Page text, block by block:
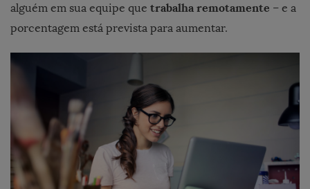
alguém em sua equipe que trabalha remotamente – e a
porcentagem está prevista para aumentar.